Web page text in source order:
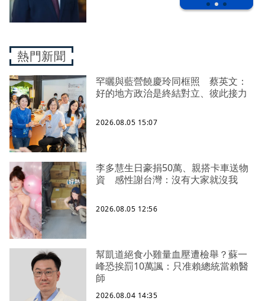
熱門新聞
罕曬與藍營饒慶玲同框照 蔡英文：
好的地方政治是終結對立、彼此接力
2026.08.05 15:07
李多慧生日豪捐50萬、親搭卡車送物
資 感性謝台灣：沒有大家就沒我
2026.08.05 12:56
幫凱道絕食小雞量血壓遭檢舉？蘇一
峰恐挨罰10萬諷：只准賴總統當賴醫
師
2026.08.04 14:35